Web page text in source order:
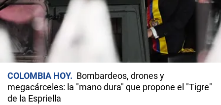
COLOMBIA HOY
Bombardeos, drones y
megacárceles: la "mano dura" que propone el "Tigre"
de la Espriella